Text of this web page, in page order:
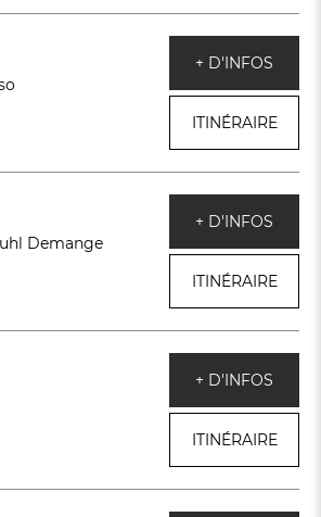
+ D'INFOS
ITINÉRAIRE
Demange
+ D'INFOS
ITINÉRAIRE
+ D'INFOS
ITINÉRAIRE